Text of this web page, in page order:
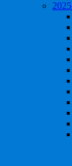
2025